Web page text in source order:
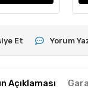
Et Yorum
Açıklaması